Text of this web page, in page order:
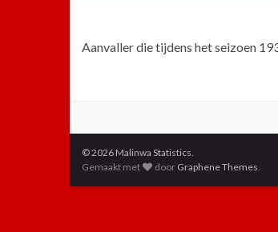
Aanvaller die tijdens het seizoen
© 2026 Malinwa Statistics.
Gemaakt met
door Graphene Themes.